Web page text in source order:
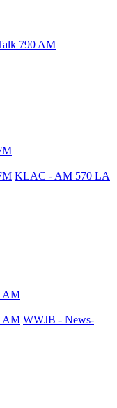
790 AM
KLAC - AM 570 LA
AM
AM WWJB - News-